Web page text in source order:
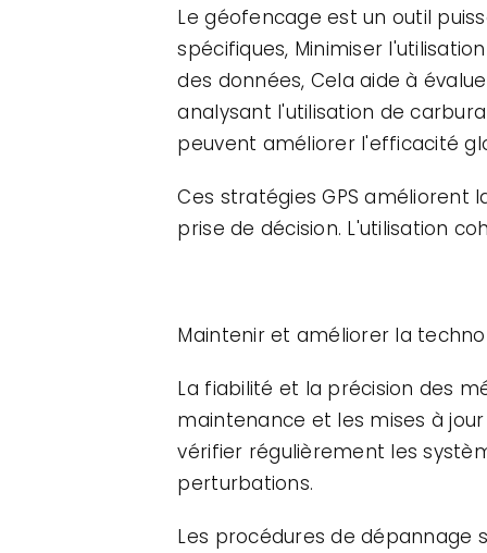
Le géofencage est un outil
spécifiques, Minimiser
des données, Cela aide à
analysant l'utilisation de
peuvent améliorer l'efficacité
Ces stratégies GPS améliorent
prise de décision. L'utilisation
Maintenir et améliorer la
La fiabilité et la précision des
maintenance et les mises à
vérifier régulièrement les
perturbations.
Les procédures de dépannage